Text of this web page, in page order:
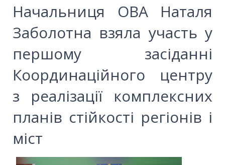
Начальниця ОВА Наталя
Заболотна взяла участь у
першому засіданні
Координаційного центру
з реалізації комплексних
планів стійкості регіонів і
міст